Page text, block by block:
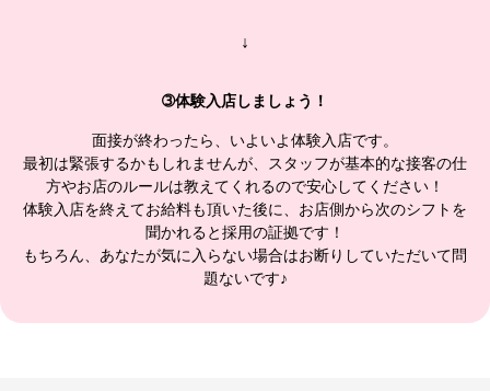
↓
➂体験入店しましょう！
面接が終わったら、いよいよ体験入店です。
最初は緊張するかもしれませんが、スタッフが基本的な接客の仕
方やお店のルールは教えてくれるので安心してください！
体験入店を終えてお給料も頂いた後に、お店側から次のシフトを
聞かれると採用の証拠です！
もちろん、あなたが気に入らない場合はお断りしていただいて問
題ないです♪